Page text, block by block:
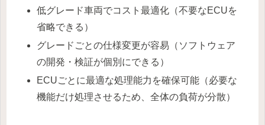
低グレード車両でコスト最適化（不要なECUを
省略できる）
グレードごとの仕様変更が容易（ソフトウェア
の開発・検証が個別にできる）
ECUごとに最適な処理能力を確保可能（必要な
機能だけ処理させるため、全体の負荷が分散）